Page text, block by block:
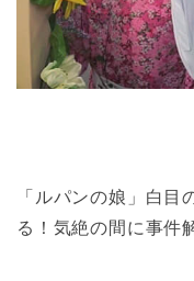
「ルパンの娘」白目
る！気絶の間に事件